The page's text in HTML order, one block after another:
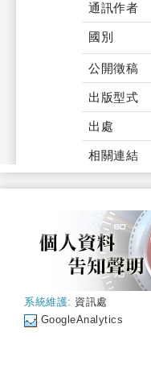
通訊作者
國別
公開徵稿
出版型式
出處
相關連結
系統維護: 資訊處
GoogleAnalytics